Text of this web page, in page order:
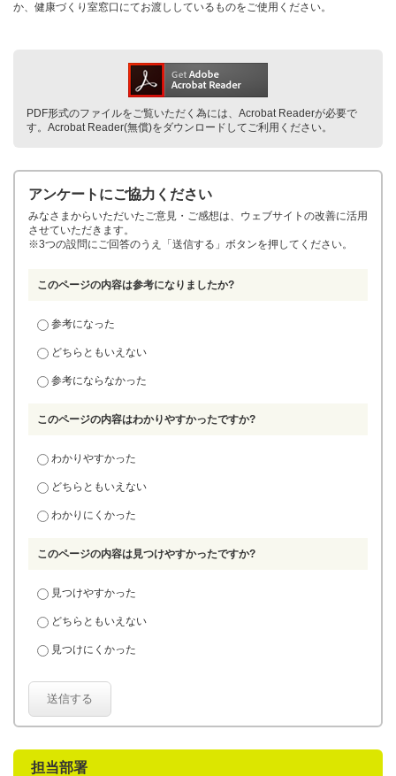
か、健康づくり室窓口にてお渡ししているものをご使用ください。
PDF形式のファイルをご覧いただく為には、Acrobat Readerが必要で
す。Acrobat Reader(無償)をダウンロードしてご利用ください。
アンケートにご協力ください
みなさまからいただいたご意見・ご感想は、ウェブサイトの改善に活用
させていただきます。
※3つの設問にご回答のうえ「送信する」ボタンを押してください。
このページの内容は参考になりましたか?
参考になった
どちらともいえない
参考にならなかった
このページの内容はわかりやすかったですか?
わかりやすかった
どちらともいえない
わかりにくかった
このページの内容は見つけやすかったですか?
見つけやすかった
どちらともいえない
見つけにくかった
送信する
担当部署